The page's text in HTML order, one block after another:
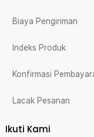
Biaya Pengiriman
Indeks Produk
Konfirmasi
Lacak Pesanan
Ikuti Kami